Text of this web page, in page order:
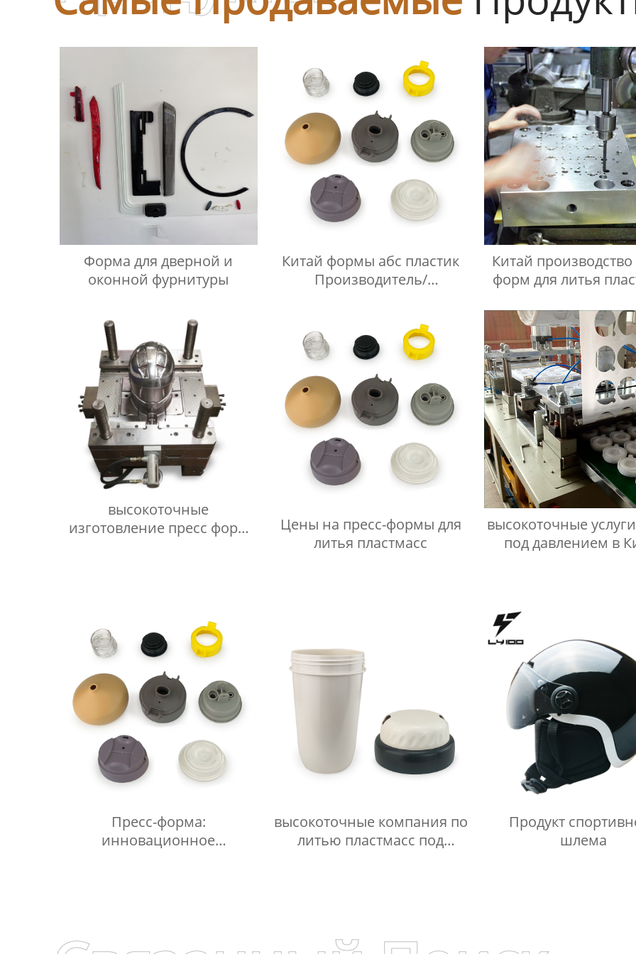
Форма для дверной и
оконной фурнитуры
Китай формы абс пластик
Производитель/
Китай производство
форм для литья
высокоточные
изготовление пресс форм
Цены на пресс-формы для
литья пластмасс
высокоточные
под давлением в
Пресс-форма:
инновационное
высокоточные компания по
литью пластмасс под
Продукт
шлема